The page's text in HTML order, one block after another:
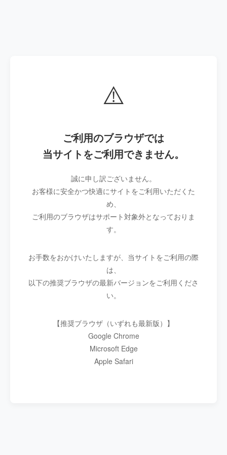
⚠️
ご利用のブラウザでは
当サイトをご利用できません。
誠に申し訳ございません。
お客様に安全かつ快適にサイトをご利用いただくた
め、
ご利用のブラウザはサポート対象外となっておりま
す。
お手数をおかけいたしますが、当サイトをご利用の際
は、
以下の推奨ブラウザの最新バージョンをご利用くださ
い。
【推奨ブラウザ（いずれも最新版）】
Google Chrome
Microsoft Edge
Apple Safari